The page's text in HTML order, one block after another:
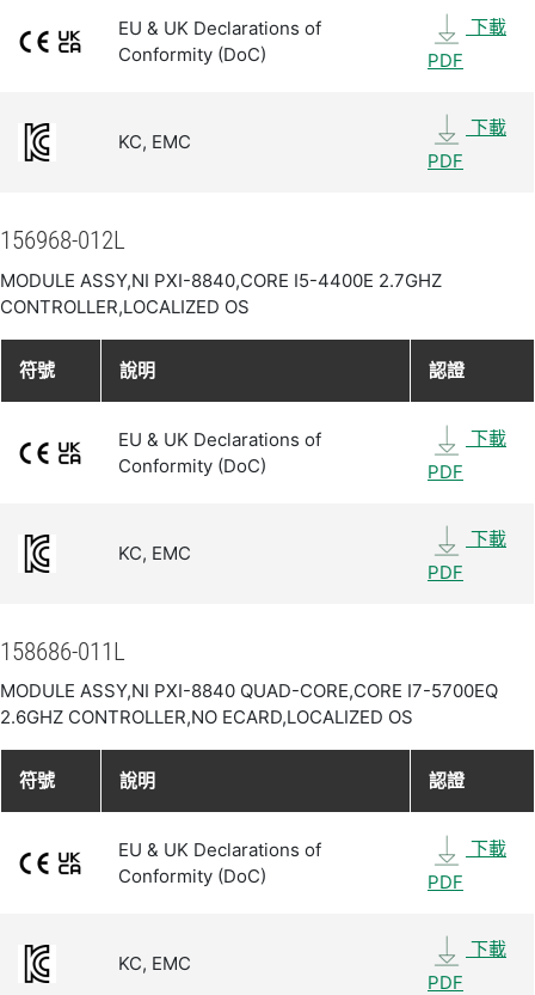
EU & UK Declarations of
Conformity (DoC)
下載
PDF
KC, EMC
下載
PDF
156968-012L
MODULE ASSY,NI PXI-8840,CORE I5-4400E 2.7GHZ
CONTROLLER,LOCALIZED OS
符號 說明 認證
EU & UK Declarations of
Conformity (DoC)
下載
PDF
KC, EMC
下載
PDF
158686-011L
MODULE ASSY,NI PXI-8840 QUAD-CORE,CORE I7-5700EQ
2.6GHZ CONTROLLER,NO ECARD,LOCALIZED OS
符號 說明 認證
EU & UK Declarations of
Conformity (DoC)
下載
PDF
KC, EMC
下載
PDF